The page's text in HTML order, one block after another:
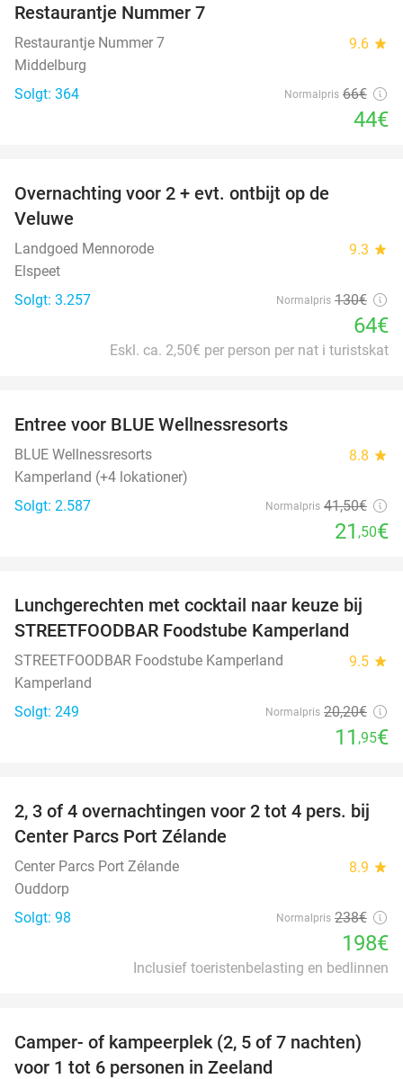
Restaurantje Nummer 7
Restaurantje Nummer 7 9.6 star
Middelburg
Solgt: 364
Normalpris 66€
44€
Overnachting voor 2 + evt. ontbijt op de
Veluwe
Landgoed Mennorode 9.3 star
Elspeet
Solgt: 3.257
Normalpris 130€
64€
Eskl. ca. 2,50€ per person per nat i turistskat
Entree voor BLUE Wellnessresorts
BLUE Wellnessresorts 8.8 star
Kamperland (+4 lokationer)
Solgt: 2.587
Normalpris 41,50€
21 ,50€
41%
Lunchgerechten met cocktail naar keuze bij
STREETFOODBAR Foodstube Kamperland
STREETFOODBAR Foodstube Kamperland 9.5 star
Kamperland
Solgt: 249
Normalpris 20,20€
11 ,95€
17%
2, 3 of 4 overnachtingen voor 2 tot 4 pers. bij
Center Parcs Port Zélande
Center Parcs Port Zélande 8.9 star
Ouddorp
Solgt: 98
Normalpris 238€
198€
Inclusief toeristenbelasting en bedlinnen
35%
Camper- of kampeerplek (2, 5 of 7 nachten)
voor 1 tot 6 personen in Zeeland